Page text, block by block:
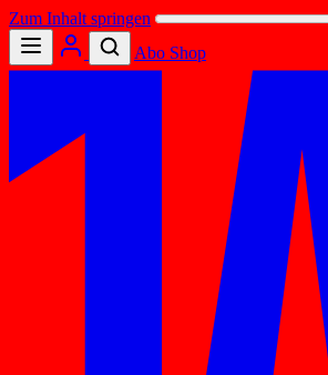
Zum Inhalt springen
Abo Shop